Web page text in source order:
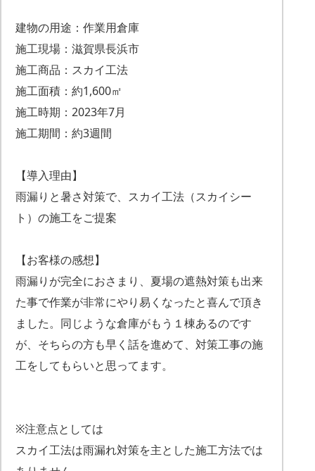
建物の用途：作業用倉庫
施工現場：滋賀県長浜市
施工商品：スカイ工法
施工面積：約1,600㎡
施工時期：2023年7月
施工期間：約3週間
【導入理由】
雨漏りと暑さ対策で、スカイ工法（スカイシー
ト）の施工をご提案
【お客様の感想】
雨漏りが完全におさまり、夏場の遮熱対策も出来
た事で作業が非常にやり易くなったと喜んで頂き
ました。同じような倉庫がもう１棟あるのです
が、そちらの方も早く話を進めて、対策工事の施
工をしてもらいと思ってます。
※注意点としては
スカイ工法は雨漏れ対策を主とした施工方法では